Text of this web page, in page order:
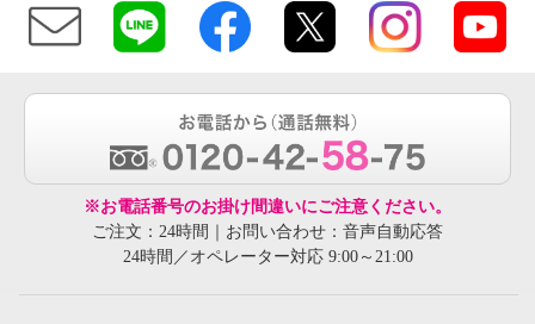
※お電話番号のお掛け間違いにご注意ください。
ご注文：24時間｜お問い合わせ：音声自動応答
24時間／オペレーター対応 9:00～21:00